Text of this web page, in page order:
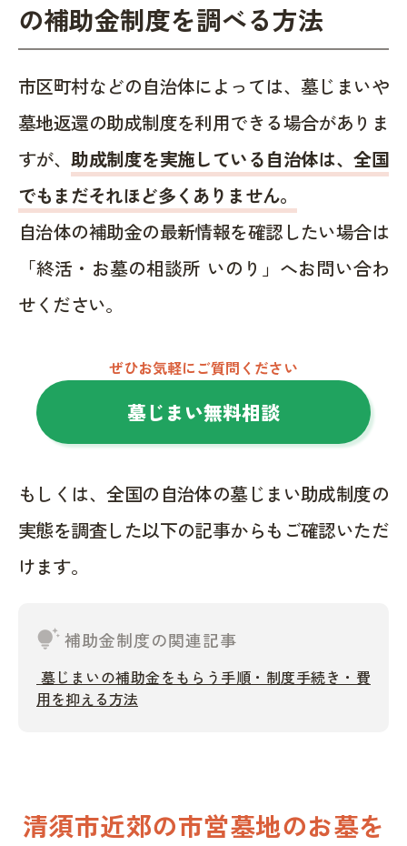
の補助金制度を調べる方法
市区町村などの自治体によっては、墓じまいや
墓地返還の助成制度を利用できる場合がありま
すが、助成制度を実施している自治体は、全国
でもまだそれほど多くありません。
自治体の補助金の最新情報を確認したい場合は
「終活・お墓の相談所 いのり」へお問い合わ
せください。
ぜひお気軽にご質問ください
墓じまい無料相談
もしくは、全国の自治体の墓じまい助成制度の
実態を調査した以下の記事からもご確認いただ
けます。
tips_and_updates補助金制度の関連記事
墓じまいの補助金をもらう手順・制度手続き・費
用を抑える方法
清須市近郊の市営墓地のお墓を